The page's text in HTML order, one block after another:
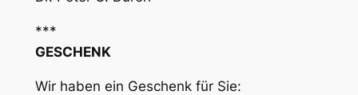
***
GESCHENK
Wir haben ein Geschenk für Sie: